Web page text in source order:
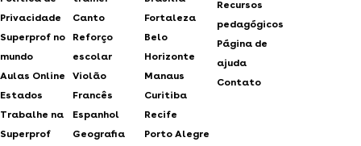
Privacidade
Superprof no
mundo
Aulas Online
Estados
Trabalhe na
Superprof
Canto
Reforço
escolar
Violão
Francês
Espanhol
Geografia
Fortaleza
Belo
Horizonte
Manaus
Curitiba
Recife
Porto Alegre
Recursos
pedagógicos
Página de
ajuda
Contato